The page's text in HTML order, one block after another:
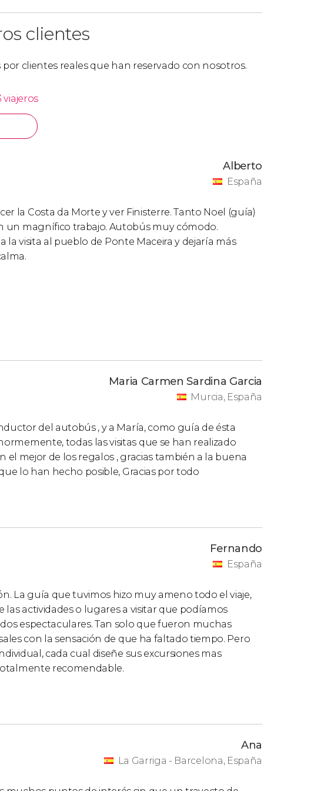
clientes
por clientes reales que han reservado con nosotros.
viajeros
Alberto
España
la Costa da Morte y ver Finisterre. Tanto Noel (guía)
un magnífico trabajo. Autobús muy cómodo.
la visita al pueblo de Ponte Maceira y dejaría más
Maria Carmen Sardina Garcia
Murcia, España
del autobús , y a María, como guía de ésta
todas las visitas que se han realizado
el mejor de los regalos , gracias también a la buena
lo han hecho posible, Gracias por todo
Fernando
España
La guía que tuvimos hizo muy ameno todo el viaje,
actividades o lugares a visitar que podíamos
espectaculares. Tan solo que fueron muchas
con la sensación de que ha faltado tiempo. Pero
cada cual diseñe sus excursiones mas
recomendable.
Ana
La Garriga - Barcelona, España